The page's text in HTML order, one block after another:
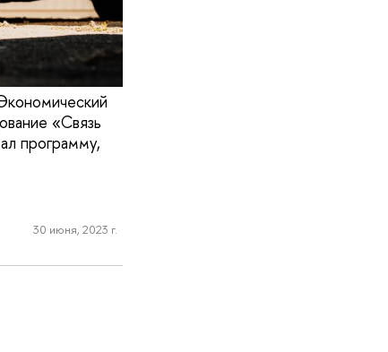
«Связь
программу,
30 июня, 2023 г.